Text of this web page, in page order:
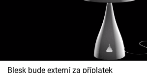
Blesk bude externí za příplatek